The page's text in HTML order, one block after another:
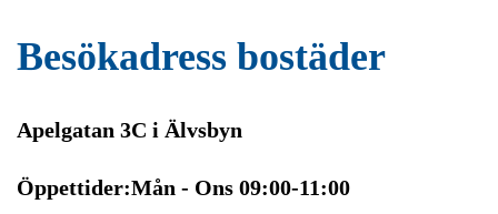
Besökadress bostäder
Apelgatan 3C i Älvsbyn
Öppettider:Mån - Ons 09:00-11:00